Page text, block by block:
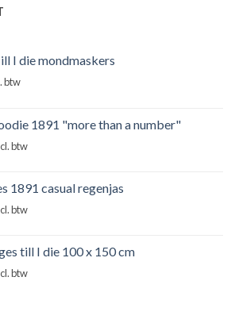
I die mondmaskers
btw
1891 "more than a number"
btw
1891 casual regenjas
btw
till I die 100 x 150 cm
btw